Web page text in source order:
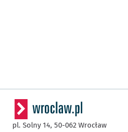
pl. Solny 14, 50-062 Wrocław